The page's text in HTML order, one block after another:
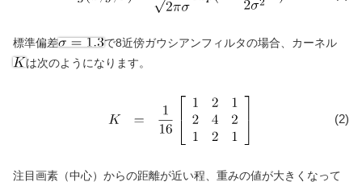
標準偏差
で8近傍ガウシアンフィルタの場合、カーネル
は次のようになります。
(2)
注目画素（中心）からの距離が近い程、重みの値が大きくなって